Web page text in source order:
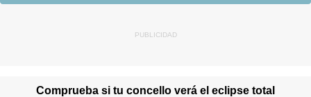
Comprueba si tu concello verá el eclipse total